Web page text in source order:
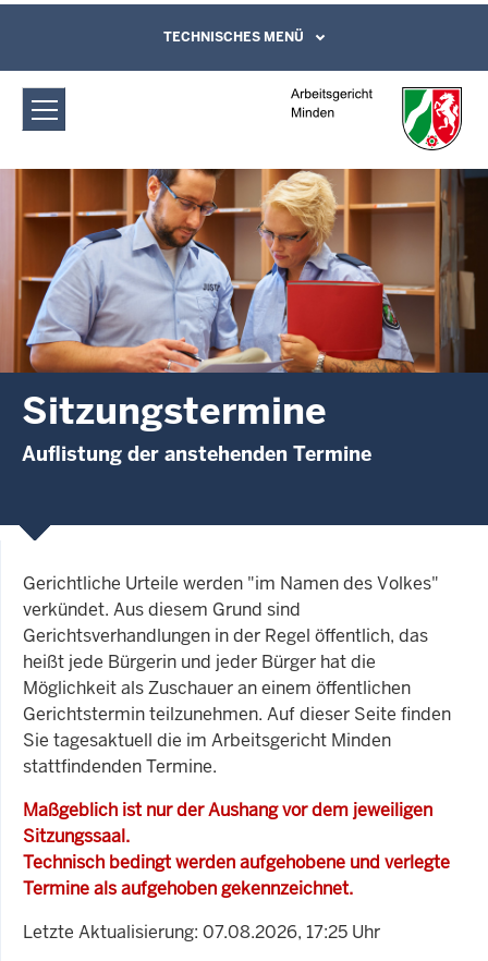
Arbeitsgericht Minden:
Sitzungstermine
Direkt zum Inhalt
Leichte Sprache, Gebärdensprachenvideo
und Kontaktformular
TECHNISCHES MENÜ
Sitzungstermine
Auflistung der anstehenden Termine
Gerichtliche Urteile werden "im Namen des Volkes"
verkündet. Aus diesem Grund sind
Gerichtsverhandlungen in der Regel öffentlich, das
heißt jede Bürgerin und jeder Bürger hat die
Möglichkeit als Zuschauer an einem öffentlichen
Gerichtstermin teilzunehmen. Auf dieser Seite finden
Sie tagesaktuell die im Arbeitsgericht Minden
stattfindenden Termine.
Maßgeblich ist nur der Aushang vor dem jeweiligen
Sitzungssaal.
Technisch bedingt werden aufgehobene und verlegte
Termine als aufgehoben gekennzeichnet.
Letzte Aktualisierung: 07.08.2026, 17:25 Uhr